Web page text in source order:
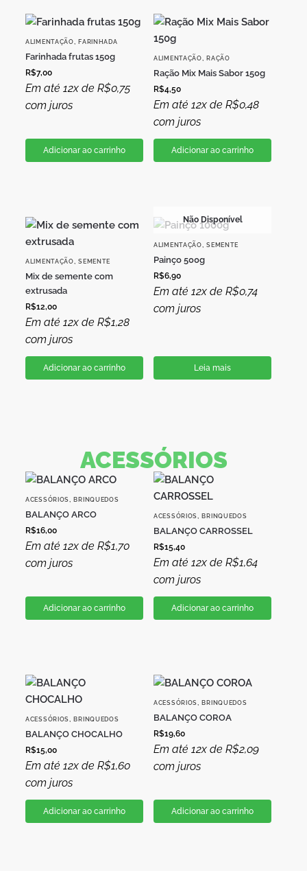
ALIMENTAÇÃO,FARINHADA
Farinhada frutas 150g
R$7,00
Em até 12x de R$0,75
com juros
Adicionar ao carrinho
ALIMENTAÇÃO,RAÇÃO
Ração Mix Mais Sabor 150g
R$4,50
Em até 12x de R$0,48
com juros
Adicionar ao carrinho
ALIMENTAÇÃO,SEMENTE
Mix de semente com
extrusada
R$12,00
Em até 12x de R$1,28
com juros
Adicionar ao carrinho
Não Disponível
ALIMENTAÇÃO,SEMENTE
Painço 500g
R$6,90
Em até 12x de R$0,74
com juros
Leia mais
ACESSÓRIOS
ACESSÓRIOS ,BRINQUEDOS
BALANÇO ARCO
R$16,00
Em até 12x de R$1,70
com juros
Adicionar ao carrinho
ACESSÓRIOS ,BRINQUEDOS
BALANÇO CARROSSEL
R$15,40
Em até 12x de R$1,64
com juros
Adicionar ao carrinho
ACESSÓRIOS ,BRINQUEDOS
BALANÇO CHOCALHO
R$15,00
Em até 12x de R$1,60
com juros
Adicionar ao carrinho
ACESSÓRIOS ,BRINQUEDOS
BALANÇO COROA
R$19,60
Em até 12x de R$2,09
com juros
Adicionar ao carrinho